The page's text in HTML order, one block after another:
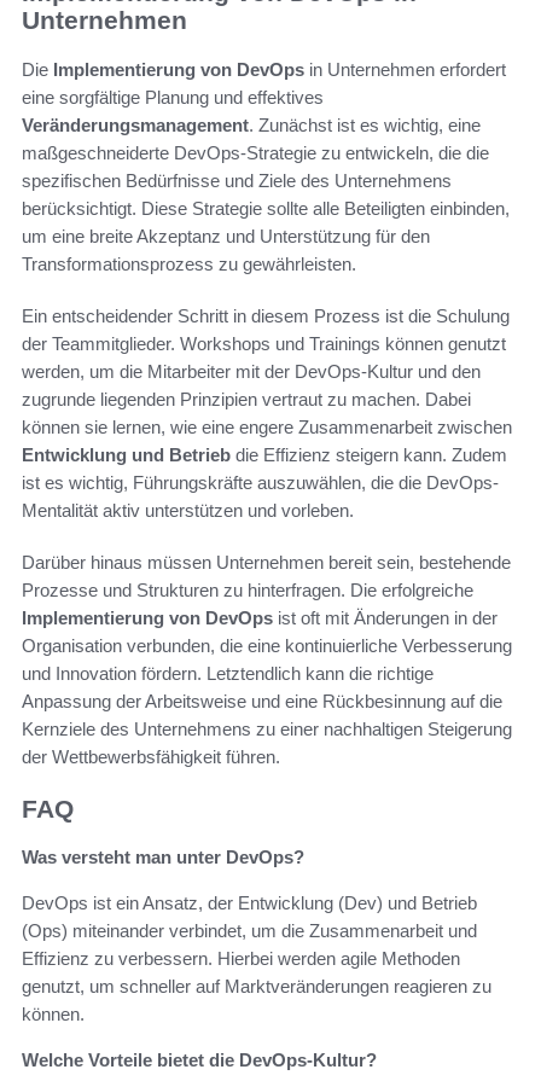
Unternehmen
Die Implementierung von DevOps in Unternehmen erfordert
eine sorgfältige Planung und effektives
Veränderungsmanagement. Zunächst ist es wichtig, eine
maßgeschneiderte DevOps-Strategie zu entwickeln, die die
spezifischen Bedürfnisse und Ziele des Unternehmens
berücksichtigt. Diese Strategie sollte alle Beteiligten einbinden,
um eine breite Akzeptanz und Unterstützung für den
Transformationsprozess zu gewährleisten.
Ein entscheidender Schritt in diesem Prozess ist die Schulung
der Teammitglieder. Workshops und Trainings können genutzt
werden, um die Mitarbeiter mit der DevOps-Kultur und den
zugrunde liegenden Prinzipien vertraut zu machen. Dabei
können sie lernen, wie eine engere Zusammenarbeit zwischen
Entwicklung und Betrieb die Effizienz steigern kann. Zudem
ist es wichtig, Führungskräfte auszuwählen, die die DevOps-
Mentalität aktiv unterstützen und vorleben.
Darüber hinaus müssen Unternehmen bereit sein, bestehende
Prozesse und Strukturen zu hinterfragen. Die erfolgreiche
Implementierung von DevOps ist oft mit Änderungen in der
Organisation verbunden, die eine kontinuierliche Verbesserung
und Innovation fördern. Letztendlich kann die richtige
Anpassung der Arbeitsweise und eine Rückbesinnung auf die
Kernziele des Unternehmens zu einer nachhaltigen Steigerung
der Wettbewerbsfähigkeit führen.
FAQ
Was versteht man unter DevOps?
DevOps ist ein Ansatz, der Entwicklung (Dev) und Betrieb
(Ops) miteinander verbindet, um die Zusammenarbeit und
Effizienz zu verbessern. Hierbei werden agile Methoden
genutzt, um schneller auf Marktveränderungen reagieren zu
können.
Welche Vorteile bietet die DevOps-Kultur?